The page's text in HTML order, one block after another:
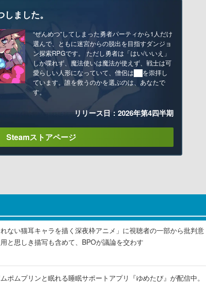
ました。
“ぜんめつ”してしまった勇者パーティから1人だけ
選んで、ともに迷宮からの脱出を目指すダンジョ
ン探索RPGです。 ただし勇者は「はい/いいえ」
しか喋れず、魔法使いは魔法が使えず、戦士は可
愛らしい人形になっていて、僧侶は██を崇拝し
ています。誰を救うのかを選ぶのは、あなたで
す。
リリース日：2026年第4四半期
Steamストアページ
れない猫耳キャラを描く深夜枠アニメ」に視聴者の一部から批判意
と思しき描写も含めて、BPOが議論を交わす
ポムプリンと眠れる睡眠サポートアプリ『ゆめたび』が配信中。